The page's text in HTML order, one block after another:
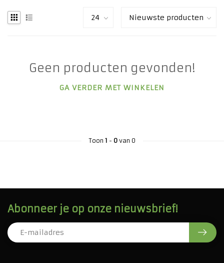
Geen producten gevonden!
GA VERDER MET WINKELEN
Toon 1 - 0van 0
Abonneer je op onze nieuwsbrief!